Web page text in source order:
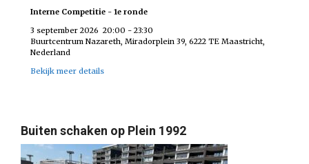
Interne Competitie - 1e ronde
3 september 2026 20:00 - 23:30
Buurtcentrum Nazareth, Miradorplein 39, 6222 TE Maastricht,
Nederland
Bekijk meer details
Buiten schaken op Plein 1992